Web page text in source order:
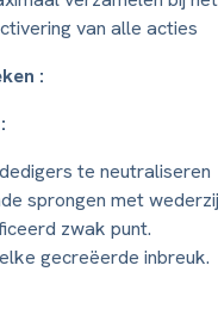
van alle acties
:
te neutraliseren
sprongen met
zwak punt.
gecreëerde inbreuk.